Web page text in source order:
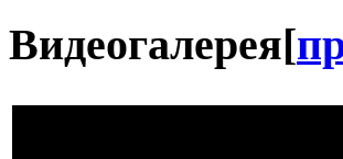
Видеогалерея[